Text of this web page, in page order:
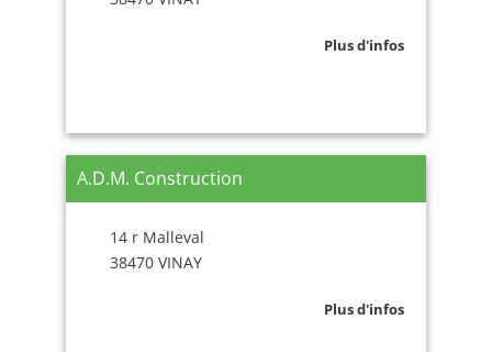
Plus d'infos
A.D.M. Construction
14 r Malleval
38470 VINAY
Plus d'infos